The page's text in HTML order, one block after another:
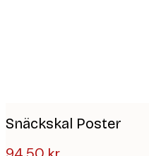
Snäckskal Poster